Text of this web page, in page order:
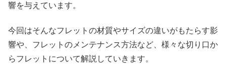
響を与えています。
今回はそんなフレットの材質やサイズの違いがもたらす影
響や、フレットのメンテナンス方法など、様々な切り口か
らフレットについて解説していきます。